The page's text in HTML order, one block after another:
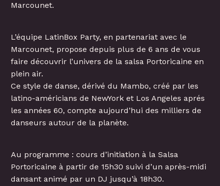
Marcounet.
L’équipe LatinBox Party, en partenariat avec le
Marcounet, propose depuis plus de 6 ans de vous
faire découvrir l’univers de la salsa Portoricaine en
plein air.
Ce style de danse, dérivé du Mambo, créé par les
latino-américians de NewYork et Los Angeles aprés
les années 60, compte aujourd’hui des milliers de
danseurs autour de la planète.
Au programme : cours d’initiation à la Salsa
Portoricaine à partir de 15h30 suivi d’un après-midi
dansant animé par un DJ jusqu’à 18h30.